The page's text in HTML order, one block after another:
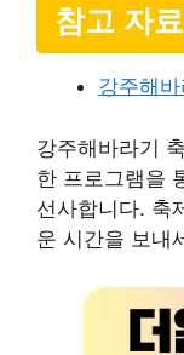
참고 자료
강주해
강주해바라기
한 프로그램을
선사합니다. 축
운 시간을 보내